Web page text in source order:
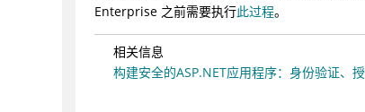
Enterprise 之前需要执行此过程。
相关信息
构建安全的ASP.NET应用程序：身份验证、